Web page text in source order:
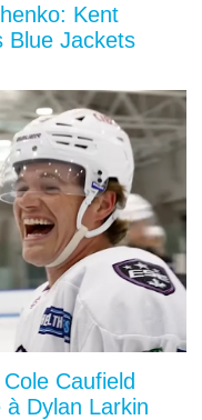
Kent
Blue Jackets
Caufield
Dylan Larkin